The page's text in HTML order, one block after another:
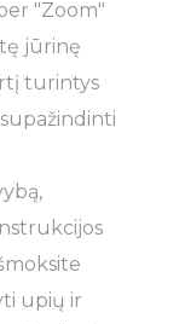
"Zoom"
jūrinę
turintys
upių ir